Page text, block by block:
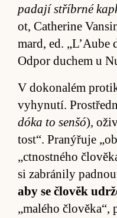
pa­dají stří­brné
ot, Cathe­rine
mard, ed. „L’Aube
Odpor duchem u
V doko­nalém
vy­hynutí.
dóka to senšó),
tost“. Praný­řuje
„ctnostného
si za­bránily
aby se člověk
„malého